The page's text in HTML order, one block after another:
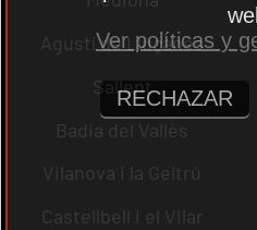
Agustí de Lluçanès
Sallent
Badia del Vallès
Vilanova i la Geltrú
Castellbell i el Vilar
Ver políticas y
RECHAZAR